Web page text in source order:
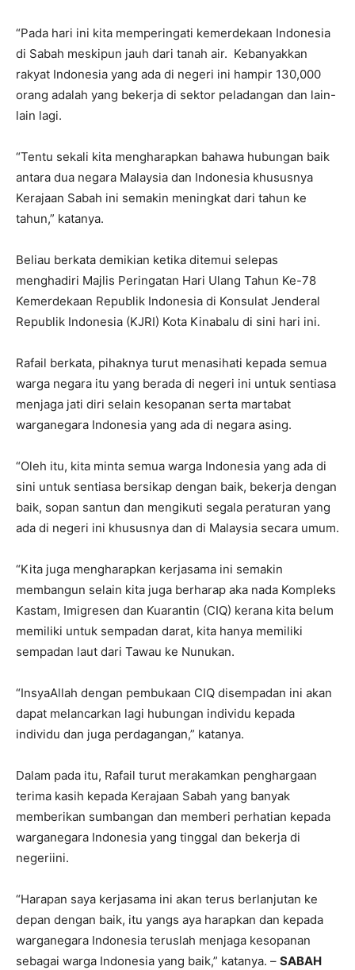
“Pada hari ini kita memperingati kemerdekaan Indonesia
di Sabah meskipun jauh dari tanah air. Kebanyakkan
rakyat Indonesia yang ada di negeri ini hampir 130,000
orang adalah yang bekerja di sektor peladangan dan lain-
lain lagi.
“Tentu sekali kita mengharapkan bahawa hubungan baik
antara dua negara Malaysia dan Indonesia khususnya
Kerajaan Sabah ini semakin meningkat dari tahun ke
tahun,” katanya.
Beliau berkata demikian ketika ditemui selepas
menghadiri Majlis Peringatan Hari Ulang Tahun Ke-78
Kemerdekaan Republik Indonesia di Konsulat Jenderal
Republik Indonesia (KJRI) Kota Kinabalu di sini hari ini.
Rafail berkata, pihaknya turut menasihati kepada semua
warga negara itu yang berada di negeri ini untuk sentiasa
menjaga jati diri selain kesopanan serta martabat
warganegara Indonesia yang ada di negara asing.
“Oleh itu, kita minta semua warga Indonesia yang ada di
sini untuk sentiasa bersikap dengan baik, bekerja dengan
baik, sopan santun dan mengikuti segala peraturan yang
ada di negeri ini khususnya dan di Malaysia secara umum.
“Kita juga mengharapkan kerjasama ini semakin
membangun selain kita juga berharap aka nada Kompleks
Kastam, Imigresen dan Kuarantin (CIQ) kerana kita belum
memiliki untuk sempadan darat, kita hanya memiliki
sempadan laut dari Tawau ke Nunukan.
“InsyaAllah dengan pembukaan CIQ disempadan ini akan
dapat melancarkan lagi hubungan individu kepada
individu dan juga perdagangan,” katanya.
Dalam pada itu, Rafail turut merakamkan penghargaan
terima kasih kepada Kerajaan Sabah yang banyak
memberikan sumbangan dan memberi perhatian kepada
warganegara Indonesia yang tinggal dan bekerja di
negeriini.
“Harapan saya kerjasama ini akan terus berlanjutan ke
depan dengan baik, itu yangs aya harapkan dan kepada
warganegara Indonesia teruslah menjaga kesopanan
sebagai warga Indonesia yang baik,” katanya. – SABAH